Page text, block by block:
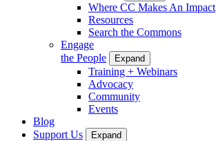
Where CC Makes An Impact
Resources
Search the Commons
Engage
the People
Expand
Training + Webinars
Advocacy
Community
Events
Blog
Support Us
Expand